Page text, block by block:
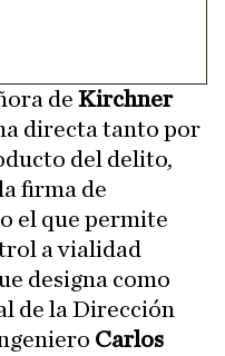
de Kirchner
directa tanto por
del delito,
firma de
el que permite
a vialidad
designa como
de la Dirección
Carlos